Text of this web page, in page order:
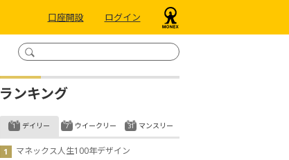
口座開設 ログイン
ランキング
デイリー
マネックス人生100年デザイン
ウイークリー マンスリー